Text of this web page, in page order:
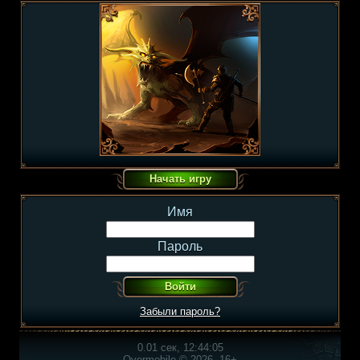
Имя
Пароль
Забыли пароль?
0.01 сек, 12:44:05